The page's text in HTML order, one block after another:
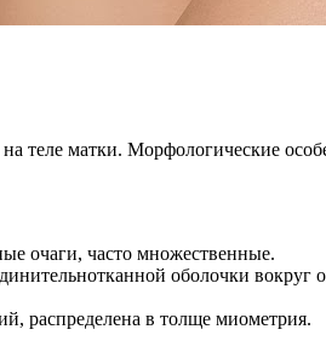
теле матки. Морфологические
очаги, часто множественные.
оболочки
распределена в толще миометрия.